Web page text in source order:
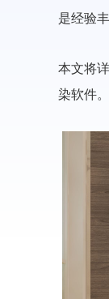
是经验
本文将
染软件。